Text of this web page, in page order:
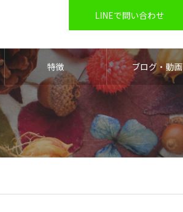
LINEで問い合わせ
特徴 ブログ・動画